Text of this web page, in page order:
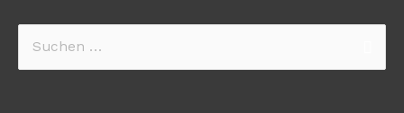
Suchen
nach: